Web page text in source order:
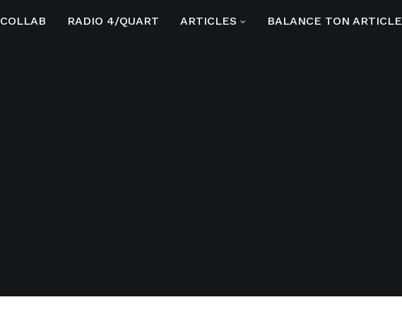
COLLAB RADIO 4/QUART ARTICLES BALANCE TON ARTICLE